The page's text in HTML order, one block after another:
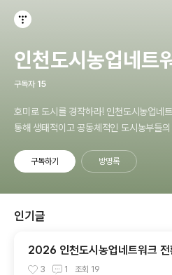
인천도시농업네트
구독자 15
호미로 도시를 경작하라! 인천도시농업네
통해 생태적이고 공동체적인 도시농부들
구독하기 방명록
인기글
2026 인천도시농업네트워크 전
기 (7월 25~26일, 철원)
3 1 조회 19